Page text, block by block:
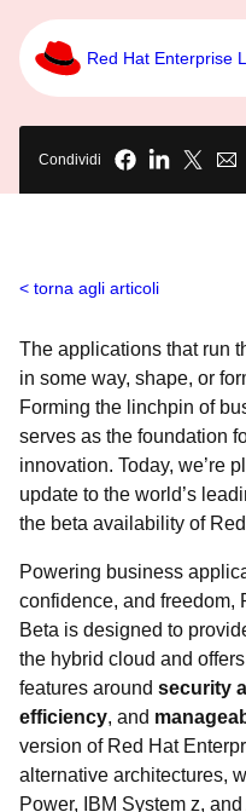
Red Hat Enterprise
Condividi
torna agli articoli
The applications that run
in some way, shape, or
Forming the linchpin of
serves as the foundation
innovation. Today, we’re
update to the world’s
the beta availability of
Powering business
confidence, and freedom,
Beta is designed to
the hybrid cloud and
features around security
efficiency, and
version of Red Hat
alternative architectures,
Power, IBM System z,